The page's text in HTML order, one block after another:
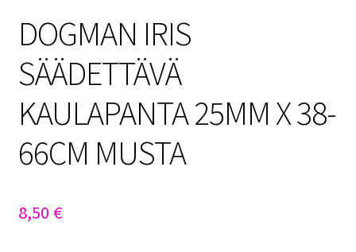
DOGMAN IRIS
SÄÄDETTÄVÄ
KAULAPANTA 25MM X 38-
66CM MUSTA
8,50 €